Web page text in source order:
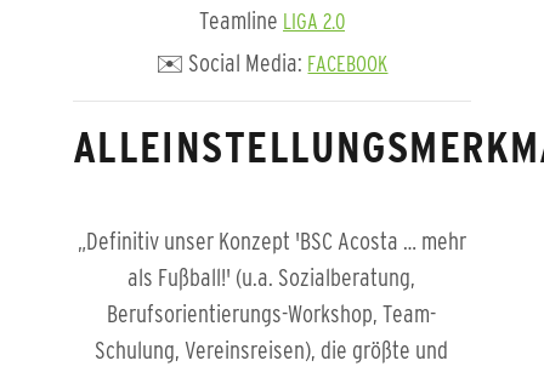
Teamline LIGA 2.0
✉️ Social Media: FACEBOOK
„Definitiv unser Konzept 'BSC Acosta … mehr
als Fußball!' (u.a. Sozialberatung,
Berufsorientierungs-Workshop, Team-
Schulung, Vereinsreisen), die größte und